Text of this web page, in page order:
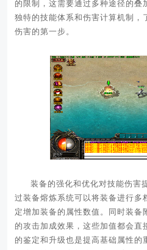
的限制，这需要通过多种途径的叠
独特的技能体系和伤害计算机制，
伤害的第一步。
装备的强化和优化对技能伤害
过装备熔炼系统可以将装备进行多
定增加装备的属性数值。同时装备
的攻击加成效果，这些加值都会直
的鉴定和升级也是提高基础属性的